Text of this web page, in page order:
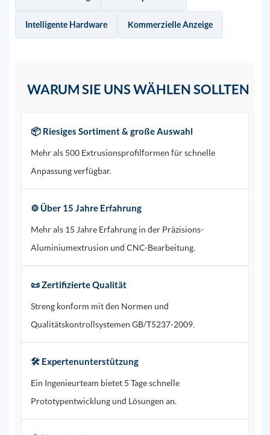
Intelligente Hardware Kommerzielle Anzeige
WARUM SIE UNS WÄHLEN SOLLTEN
📦 Riesiges Sortiment & große Auswahl
Mehr als 500 Extrusionsprofilformen für schnelle
Anpassung verfügbar.
⚙️ Über 15 Jahre Erfahrung
Mehr als 15 Jahre Erfahrung in der Präzisions-
Aluminiumextrusion und CNC-Bearbeitung.
📜 Zertifizierte Qualität
Streng konform mit den Normen und
Qualitätskontrollsystemen GB/T5237-2009.
🛠️ Expertenunterstützung
Ein Ingenieurteam bietet 5 Tage schnelle
Prototypentwicklung und Lösungen an.